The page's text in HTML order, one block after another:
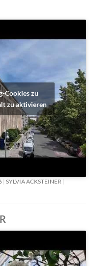
Cookies zu
zu aktivieren
SYLVIA ACKSTEINER